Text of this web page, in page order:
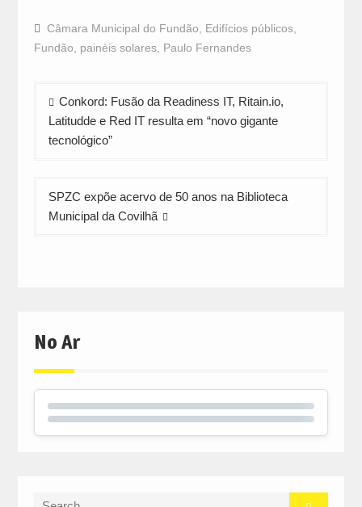
Facebook
(Opens
in
new
WhatsApp
(Opens
in
new
Twitter
(Opens
in
new
Câmara Municipal do Fundão Edifícios públicos,
Fundão
painéis solares, Paulo Fernandes
Navegação
de
artigos
Conkord: Fusão da Readiness IT, Ritain.io,
Latitudde e Red IT resulta em “novo gigante
tecnológico”
SPZC expõe acervo de 50 anos na Biblioteca
Municipal da Covilhã
No Ar
Search